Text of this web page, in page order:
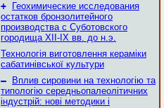
+
Геохимические исследования
остатков бронзолитейного
производства с Суботовского
городища XII-IX вв. до н.э.
Технологія виготовлення кераміки
сабатинівської культури
–
Вплив сировини на технологію та
типологію середньопалеолітичних
індустрій: нові методики і